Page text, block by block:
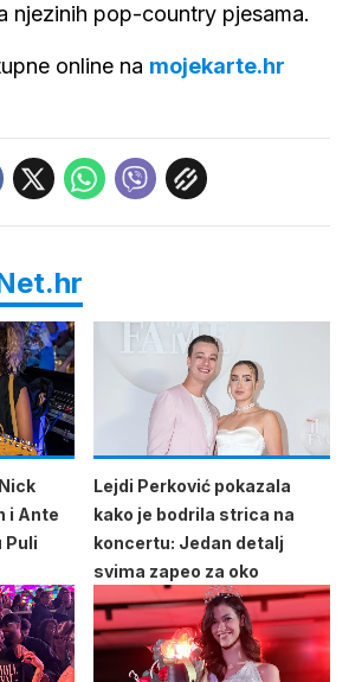
njezinih pop-country pjesama.
online na mojekarte.hr
i Ante
Puli
Lejdi Perković pokazala
kako je bodrila strica na
koncertu: Jedan detalj
svima zapeo za oko